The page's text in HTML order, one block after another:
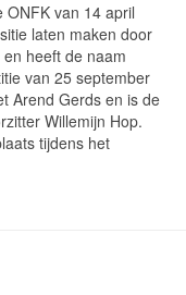
ONFK van 14 april
laten maken door
heeft de naam
van 25 september
Arend Gerds en is de
Willemijn Hop.
tijdens het